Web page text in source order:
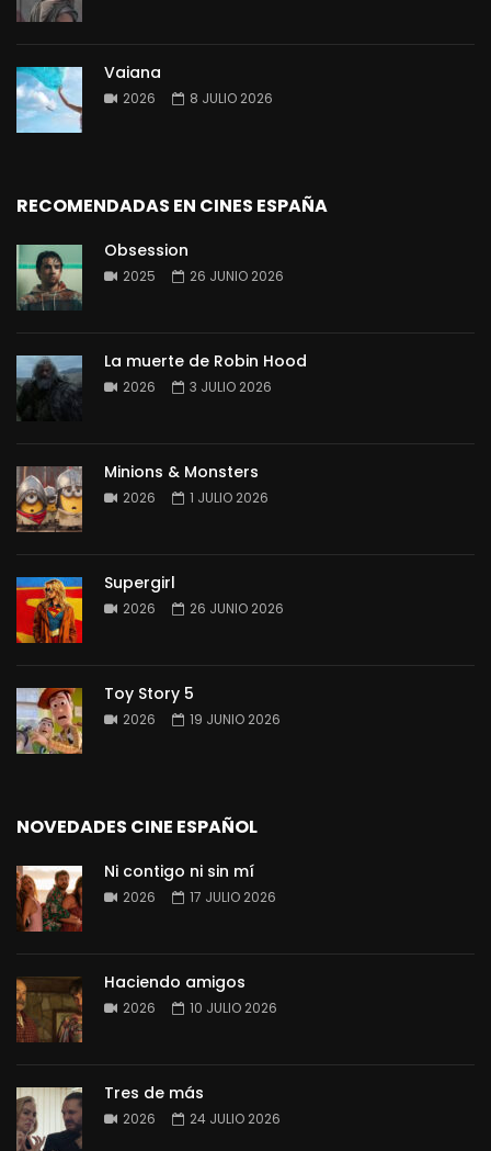
Vaiana
2026 8 JULIO 2026
RECOMENDADAS EN CINES ESPAÑA
Obsession
2025 26 JUNIO 2026
La muerte de Robin Hood
2026 3 JULIO 2026
Minions & Monsters
2026 1 JULIO 2026
Supergirl
2026 26 JUNIO 2026
Toy Story 5
2026 19 JUNIO 2026
NOVEDADES CINE ESPAÑOL
Ni contigo ni sin mí
2026 17 JULIO 2026
Haciendo amigos
2026 10 JULIO 2026
Tres de más
2026 24 JULIO 2026